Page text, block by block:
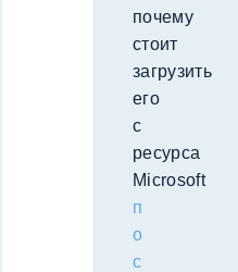
почему
стоит
загрузить
его
с
ресурса
Microsoft
п
о
с